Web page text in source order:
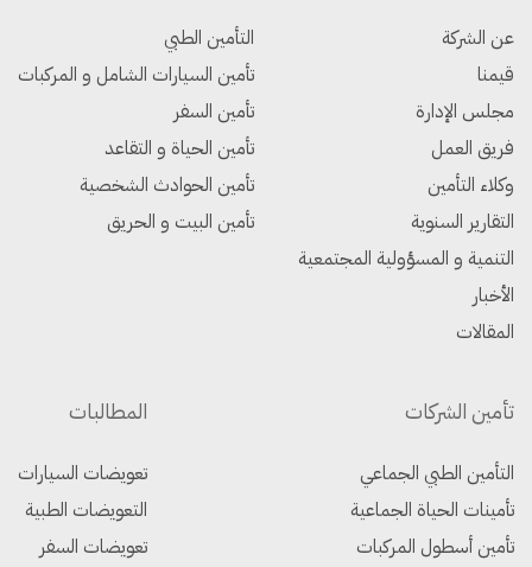
عن الشركة
قيمنا
مجلس الإدارة
فريق العمل
وكلاء التأمين
التقارير السنوية
التنمية و المسؤولية المجتمعية
الأخبار
المقالات
التأمين الطبي
تأمين السيارات الشامل و المركبات
تأمين السفر
تأمين الحياة و التقاعد
تأمين الحوادث الشخصية
تأمين البيت و الحريق
تأمين الشركات
التأمين الطبي الجماعي
تأمينات الحياة الجماعية
تأمين أسطول المركبات
المطالبات
تعويضات السيارات
التعويضات الطبية
تعويضات السفر